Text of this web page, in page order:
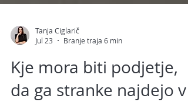
Tanja Ciglarič
Jul 23
Branje traja 6 min